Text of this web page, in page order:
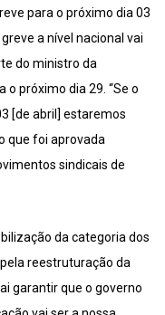
para o próximo dia 03
a nível nacional vai
do ministro da
o próximo dia 29. “Se o
[de abril] estaremos
que foi aprovada
sindicais de
da categoria dos
reestruturação da
garantir que o governo